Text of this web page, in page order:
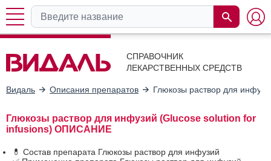
СПРАВОЧНИК
ЛЕКАРСТВЕННЫХ СРЕДСТВ
Видаль Описания препаратов Глюкозы раствор для
Глюкозы раствор для инфузий (Glucose solution for
infusions) ОПИСАНИЕ
💊 Состав препарата Глюкозы раствор для инфузий